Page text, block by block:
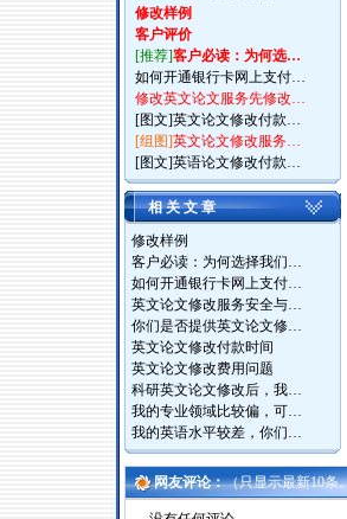
修改样例
客户评价
[推荐]客户必读：为何选…
如何开通银行卡网上支付…
修改英文论文服务先修改…
[图文]英文论文修改付款…
[组图]英文论文修改服务…
[图文]英语论文修改付款…
相 关 文 章
修改样例
客户必读：为何选择我们…
如何开通银行卡网上支付…
英文论文修改服务安全与…
你们是否提供英文论文修…
英文论文修改付款时间
英文论文修改费用问题
科研英文论文修改后，我…
我的专业领域比较偏，可…
我的英语水平较差，你们…
网友评论：（只显示最新10条